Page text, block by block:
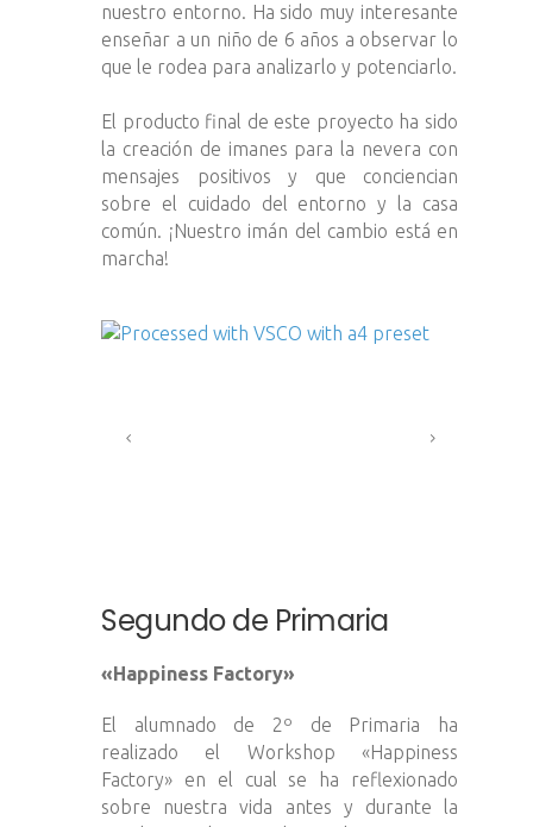
nuestro entorno. Ha sido muy interesante
enseñar a un niño de 6 años a observar lo
que le rodea para analizarlo y potenciarlo.
El producto final de este proyecto ha sido
la creación de imanes para la nevera con
mensajes positivos y que conciencian
sobre el cuidado del entorno y la casa
común. ¡Nuestro imán del cambio está en
marcha!
Segundo de Primaria
«Happiness Factory»
El alumnado de 2º de Primaria ha
realizado el Workshop «Happiness
Factory» en el cual se ha reflexionado
sobre nuestra vida antes y durante la